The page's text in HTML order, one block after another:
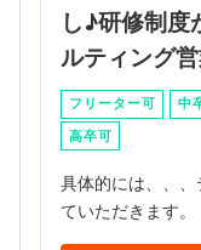
し♪研修制度
ルティング
フリーター可 中
高卒可
具体的には、、
ていただきます。